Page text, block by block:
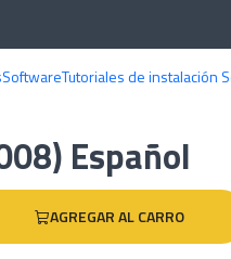
SoftwareTutoriales de instalación
Taller
Español
AGREGAR AL CARRO